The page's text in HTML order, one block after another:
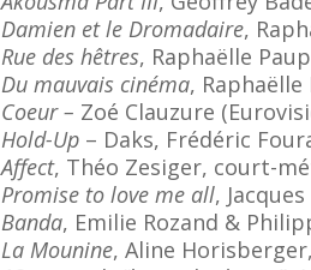
Damien et le Dromadaire,
Rue des hêtres, Raphaëlle
Du mauvais cinéma,
Coeur – Zoé Clauzure
Hold-Up – Daks, Frédéric
Affect, Théo Zesiger, court-
Promise to love me all,
Banda, Emilie Rozand &
La Mounine, Aline